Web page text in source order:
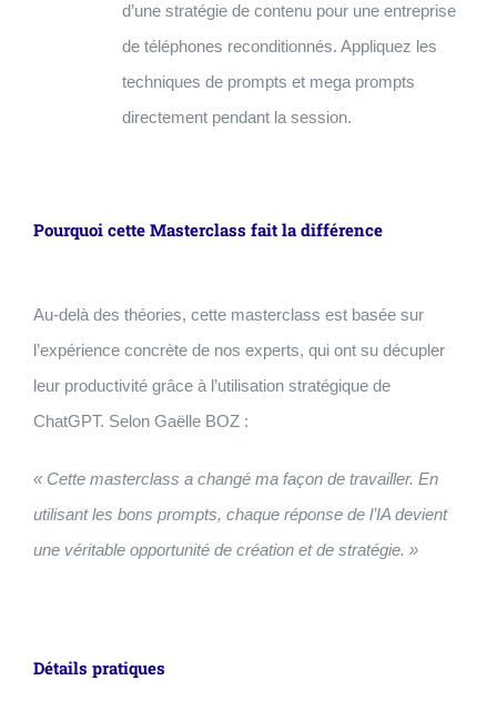
d’une stratégie de contenu pour une entreprise
de téléphones reconditionnés. Appliquez les
techniques de prompts et mega prompts
directement pendant la session.
Pourquoi cette Masterclass fait la différence
Au-delà des théories, cette masterclass est basée sur
l’expérience concrète de nos experts, qui ont su décupler
leur productivité grâce à l’utilisation stratégique de
ChatGPT. Selon Gaëlle BOZ :
« Cette masterclass a changé ma façon de travailler. En
utilisant les bons prompts, chaque réponse de l’IA devient
une véritable opportunité de création et de stratégie. »
Détails pratiques